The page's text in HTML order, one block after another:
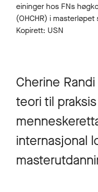
eininger hos FNs
(OHCHR) i
Kopirett: USN
Cherine
teori til
internasjonal